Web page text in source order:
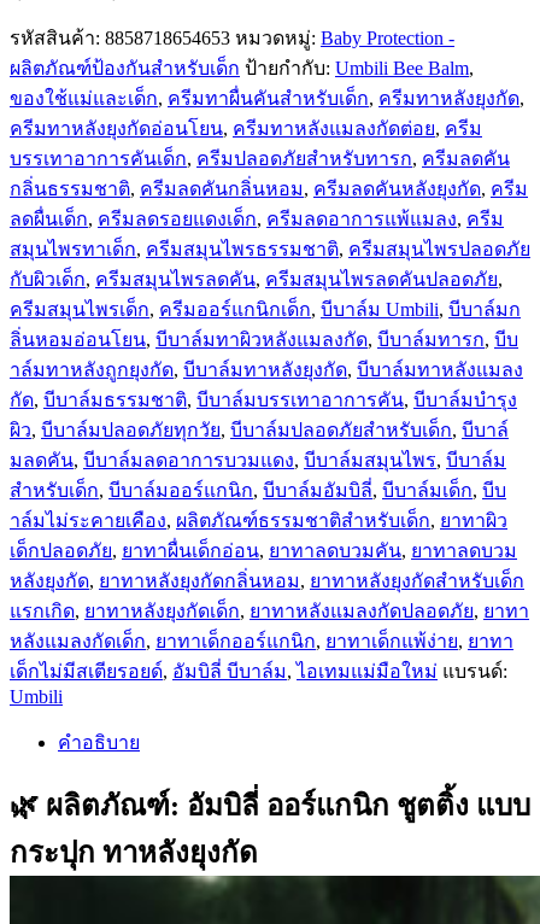
รหัสสินค้า: 8858718654653 หมวดหมู่: Baby Protection -
ผลิตภัณฑ์ป้องกันสำหรับเด็ก ป้ายกำกับ: Umbili Bee Balm,
ของใช้แม่และเด็ก, ครีมทาผื่นคันสำหรับเด็ก, ครีมทาหลังยุงกัด,
ครีมทาหลังยุงกัดอ่อนโยน, ครีมทาหลังแมลงกัดต่อย, ครีม
บรรเทาอาการคันเด็ก, ครีมปลอดภัยสำหรับทารก, ครีมลดคัน
กลิ่นธรรมชาติ, ครีมลดคันกลิ่นหอม, ครีมลดคันหลังยุงกัด, ครีม
ลดผื่นเด็ก, ครีมลดรอยแดงเด็ก, ครีมลดอาการแพ้แมลง, ครีม
สมุนไพรทาเด็ก, ครีมสมุนไพรธรรมชาติ, ครีมสมุนไพรปลอดภัย
กับผิวเด็ก, ครีมสมุนไพรลดคัน, ครีมสมุนไพรลดคันปลอดภัย,
ครีมสมุนไพรเด็ก, ครีมออร์แกนิกเด็ก, บีบาล์ม Umbili, บีบาล์มก
ลิ่นหอมอ่อนโยน, บีบาล์มทาผิวหลังแมลงกัด, บีบาล์มทารก, บีบ
าล์มทาหลังถูกยุงกัด, บีบาล์มทาหลังยุงกัด, บีบาล์มทาหลังแมลง
กัด, บีบาล์มธรรมชาติ, บีบาล์มบรรเทาอาการคัน, บีบาล์มบำรุง
ผิว, บีบาล์มปลอดภัยทุกวัย, บีบาล์มปลอดภัยสำหรับเด็ก, บีบาล์
มลดคัน, บีบาล์มลดอาการบวมแดง, บีบาล์มสมุนไพร, บีบาล์ม
สำหรับเด็ก, บีบาล์มออร์แกนิก, บีบาล์มอัมบิลี่, บีบาล์มเด็ก, บีบ
าล์มไม่ระคายเคือง, ผลิตภัณฑ์ธรรมชาติสำหรับเด็ก, ยาทาผิว
เด็กปลอดภัย, ยาทาผื่นเด็กอ่อน, ยาทาลดบวมคัน, ยาทาลดบวม
หลังยุงกัด, ยาทาหลังยุงกัดกลิ่นหอม, ยาทาหลังยุงกัดสำหรับเด็ก
แรกเกิด, ยาทาหลังยุงกัดเด็ก, ยาทาหลังแมลงกัดปลอดภัย, ยาทา
หลังแมลงกัดเด็ก, ยาทาเด็กออร์แกนิก, ยาทาเด็กแพ้ง่าย, ยาทา
เด็กไม่มีสเตียรอยด์, อัมบิลี่ บีบาล์ม,ไอเทมแม่มือใหม่ แบรนด์:
Umbili
คำอธิบาย
🌿 ผลิตภัณฑ์: อัมบิลี่ ออร์แกนิก ชูตติ้ง แบบ
กระปุก ทาหลังยุงกัด